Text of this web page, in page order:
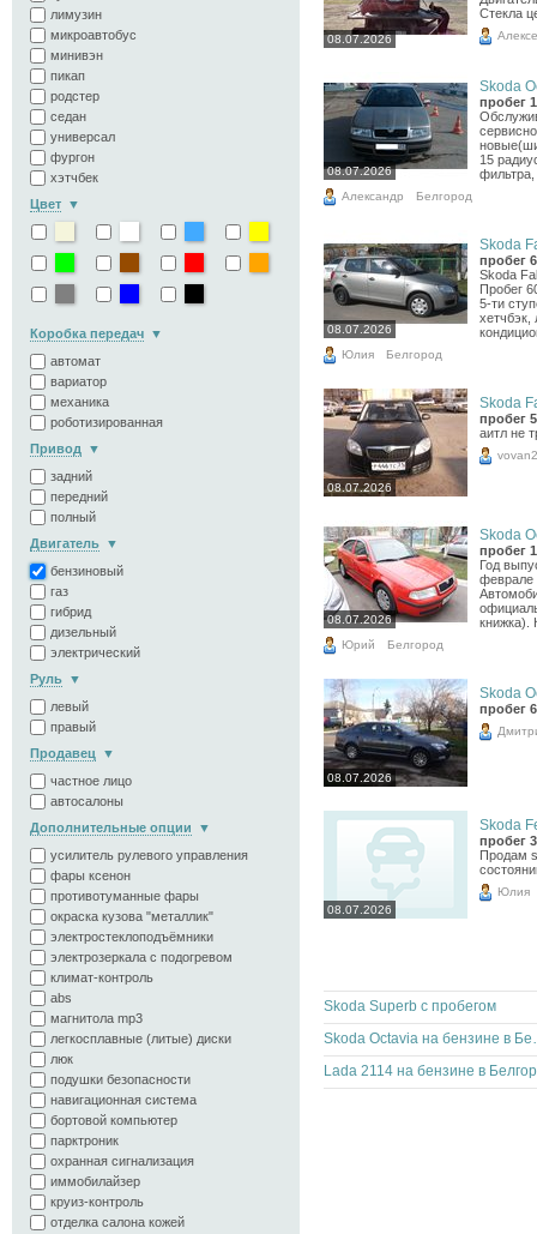
лимузин
микроавтобус
минивэн
пикап
родстер
седан
универсал
фургон
хэтчбек
Цвет
Коробка передач
автомат
вариатор
механика
роботизированная
Привод
задний
передний
полный
Двигатель
бензиновый
газ
гибрид
дизельный
электрический
Руль
левый
правый
Продавец
частное лицо
автосалоны
Дополнительные опции
усилитель рулевого управления
фары ксенон
противотуманные фары
окраска кузова "металлик"
электростеклоподъёмники
электрозеркала с подогревом
климат-контроль
abs
магнитола mp3
легкосплавные (литые) диски
люк
подушки безопасности
навигационная система
бортовой компьютер
парктроник
охранная сигнализация
иммобилайзер
круиз-контроль
отделка салона кожей
08.07.2026
Стекла
08.07.2026
Skoda
пробег
15
Александр Белгород
08.07.2026
Skoda
пробег
Skoda
Пробег
5-ти
хетчбэк,
Юлия Белгород
08.07.2026
Skoda
пробег
аитл не
08.07.2026
Skoda
пробег
Год
феврале
книжка).
Юрий Белгород
08.07.2026
Skoda
пробег
08.07.2026
Skoda
пробег
Продам
Юлия
Skoda Superb с пробегом
Skoda